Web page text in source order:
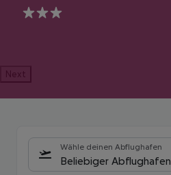
3
Next
Wähle deinen Abflughafen
Beliebiger Abflughafen